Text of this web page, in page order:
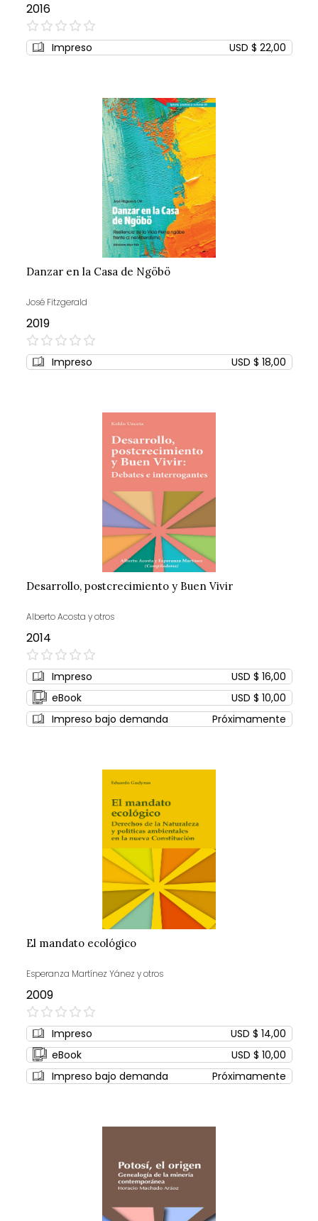
2016
0%
Impreso USD $ 22,00
Danzar en la Casa de Ngöbö
José Fitzgerald
2019
0%
Impreso USD $ 18,00
Desarrollo, postcrecimiento y Buen Vivir
Alberto Acosta y otros
2014
0%
Impreso
USD $ 16,00
eBook
USD $ 10,00
Impreso bajo demanda
Próximamente
El mandato ecológico
Esperanza Martínez Yánez y otros
2009
0%
Impreso
USD $ 14,00
eBook
USD $ 10,00
Impreso bajo demanda
Próximamente